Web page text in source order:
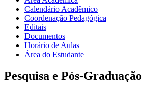
Calendário Acadêmico
Coordenação Pedagógica
Editais
Documentos
Horário de Aulas
Área do Estudante
Pesquisa e Pós-Graduação